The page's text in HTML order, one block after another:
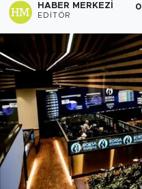
HABER MERKEZI
EDITÖR
Spor
Teknoloji